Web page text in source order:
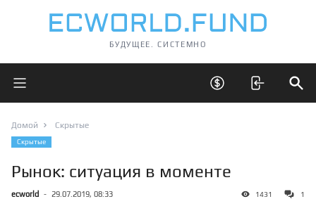
БУДУЩЕЕ. СИСТЕМНО
Открыть главное меню Открыть скрытые
Домой Скрытые
Скрытые
Рынок: ситуация в моменте
ecworld - 29.07.2019, 08:33 1431 1